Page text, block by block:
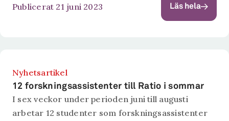
nedan. Vi ses där! Kompetens och matchning...
Publicerat 21 juni 2023 Läs hela
Nyhetsartikel
12 forskningsassistenter till Ratio i sommar
I sex veckor under perioden juni till augusti
arbetar 12 studenter som forskningsassistenter